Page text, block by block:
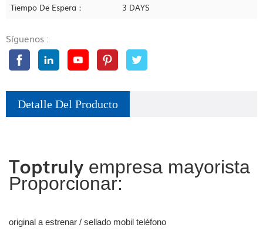
Tiempo De Espera： 3 DAYS
Síguenos :
Detalle Del Producto
Toptruly empresa mayorista
Proporcionar:
original a estrenar / sellado mobil teléfono